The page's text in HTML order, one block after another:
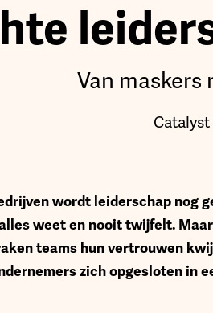
Van
wordt leiderschap nog
weet en nooit twijfelt.
teams hun vertrouwen
zich opgesloten in